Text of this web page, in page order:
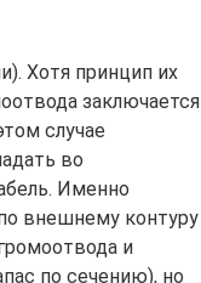
Хотя принцип их
заключается
случае
во
Именно
внешнему контуру
и
по сечению), но